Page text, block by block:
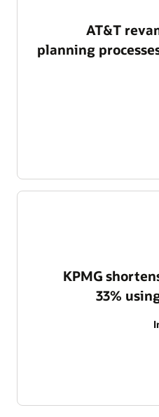
AT&T
planning
KPMG
33%